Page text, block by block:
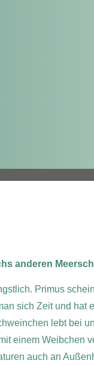
anderen
Primus
sich Zeit und
lebt bei
einem Weibchen
auch an